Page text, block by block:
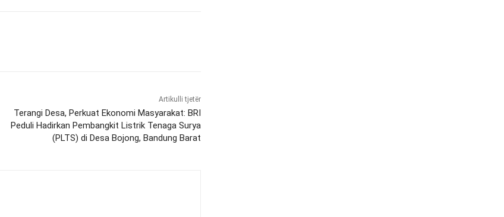
Artikulli tjetër
Terangi Desa, Perkuat Ekonomi Masyarakat: BRI
Peduli Hadirkan Pembangkit Listrik Tenaga Surya
(PLTS) di Desa Bojong, Bandung Barat